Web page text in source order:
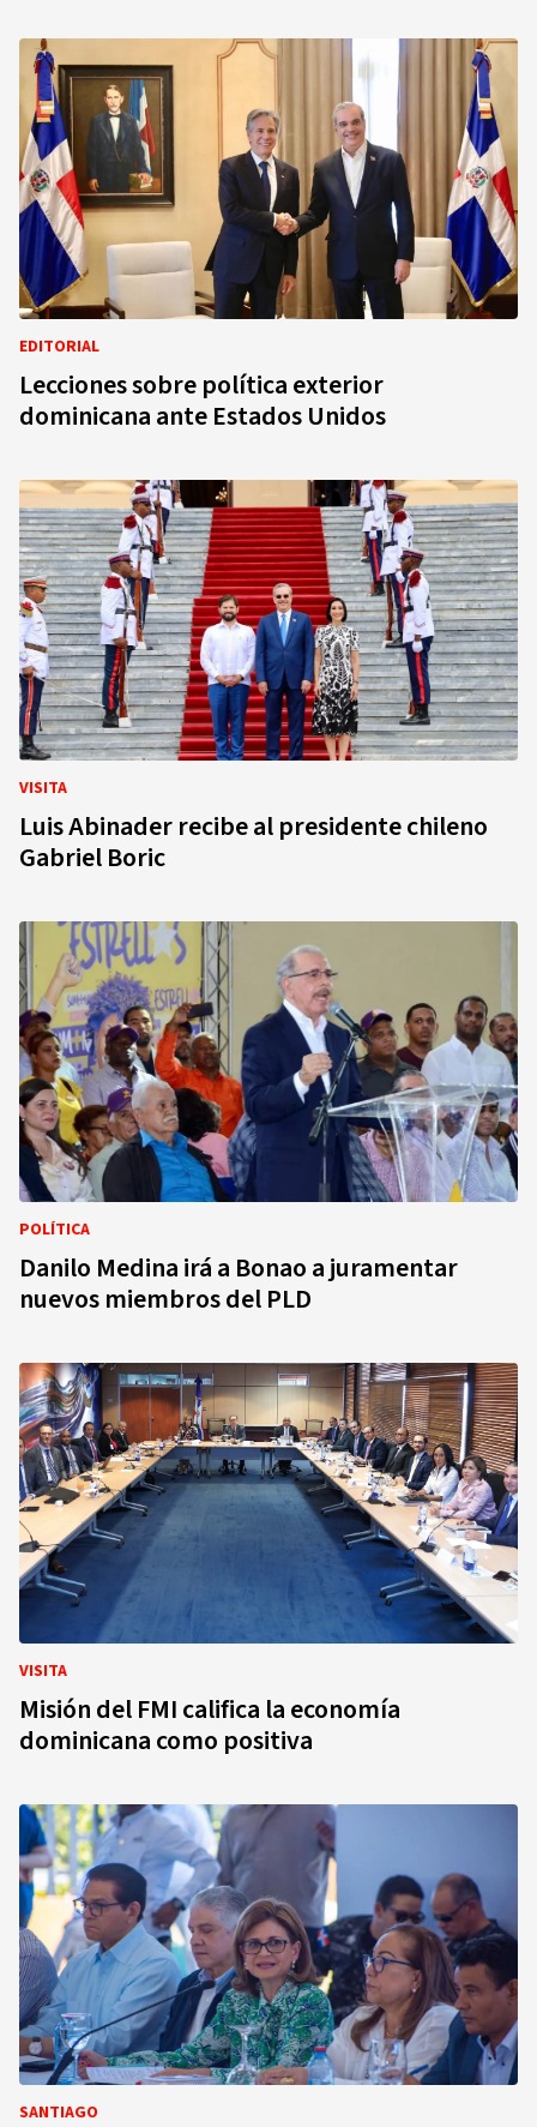
EDITORIAL
Lecciones sobre política exterior
dominicana ante Estados Unidos
VISITA
Luis Abinader recibe al presidente chileno
Gabriel Boric
POLÍTICA
Danilo Medina irá a Bonao a juramentar
nuevos miembros del PLD
VISITA
Misión del FMI califica la economía
dominicana como positiva
SANTIAGO